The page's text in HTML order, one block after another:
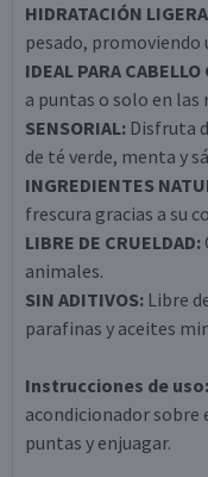
HIDRATACIÓN
pesado,
IDEAL PARA CABELLO
a puntas o solo en las
SENSORIAL: Disfruta
de té verde, menta y
INGREDIENTES
frescura gracias a su
LIBRE DE CRUELDAD:
animales.
SIN ADITIVOS: Libre
parafinas y aceites
Instrucciones de uso:
acondicionador sobre
puntas y enjuagar.